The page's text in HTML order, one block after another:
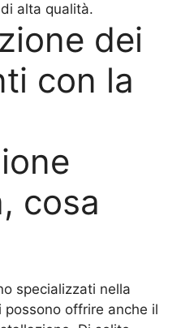
alta qualità.
dei
con la
cosa
specializzati nella
offrire anche il